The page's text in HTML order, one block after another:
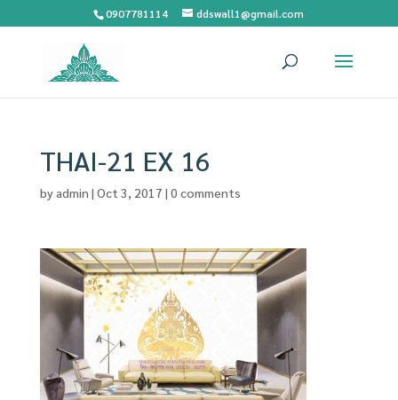
0907781114 ddswall1@gmail.com
THAI-21 EX 16
byadmin | Oct 3, 2017 | 0 comments